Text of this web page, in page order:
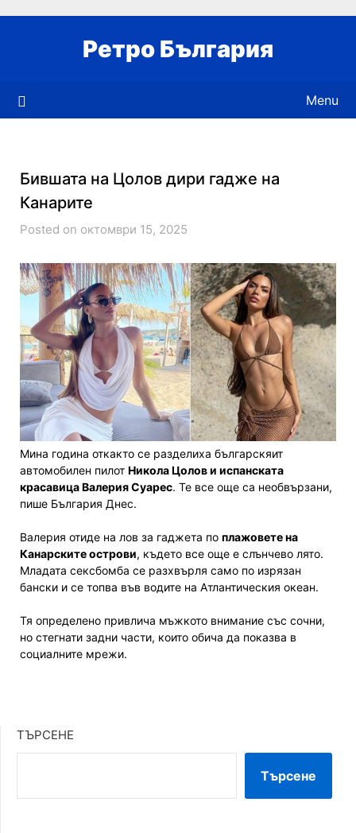
Ретро България
Menu
Бившата на Цолов дири гадже на
Канарите
Posted on октомври 15, 2025
Мина година откакто се разделиха българскяит
автомобилен пилот Никола Цолов и испанската
красавица Валерия Суарес. Те все още са необвързани,
пише България Днес.
Валерия отиде на лов за гаджета по плажовете на
Канарските острови, където все още е слънчево лято.
Младата сексбомба се разхвърля само по изрязан
бански и се топва във водите на Атлантическия океан.
Тя определено привлича мъжкото внимание със сочни,
но стегнати задни части, които обича да показва в
социалните мрежи.
ТЪРСЕНЕ
Търсене